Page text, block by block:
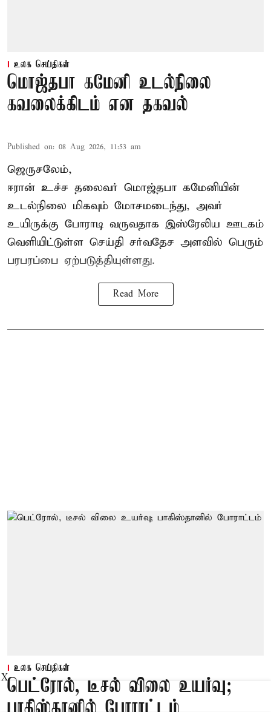
உலக செய்திகள்
மொஜ்தபா கமேனி உடல்நிலை
கவலைக்கிடம் என தகவல்
Published on: 08 Aug 2026, 11:53 am
ஜெருசலேம்,
ஈரான் உச்ச தலைவர் மொஜ்தபா கமேனியின்
உடல்நிலை மிகவும் மோசமடைந்து, அவர்
உயிருக்கு போராடி வருவதாக இஸ்ரேலிய ஊடகம்
வெளியிட்டுள்ள செய்தி சர்வதேச அளவில் பெரும்
பரபரப்பை ஏற்படுத்தியுள்ளது.
Read More
உலக செய்திகள்
பெட்ரோல், டீசல் விலை உயர்வு;
X